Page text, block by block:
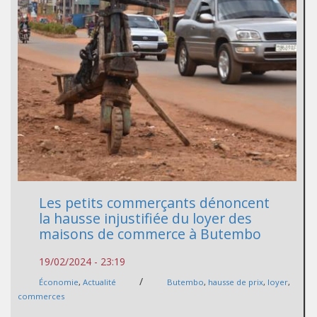
Les petits commerçants dénoncent
la hausse injustifiée du loyer des
maisons de commerce à Butembo
19/02/2024 - 23:19
Économie, Actualité / Butembo, hausse de prix, loyer,
commerces